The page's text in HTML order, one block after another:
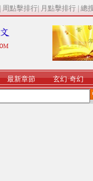
周點擊排行 月點擊排行 總
最新章節 玄幻·奇幻